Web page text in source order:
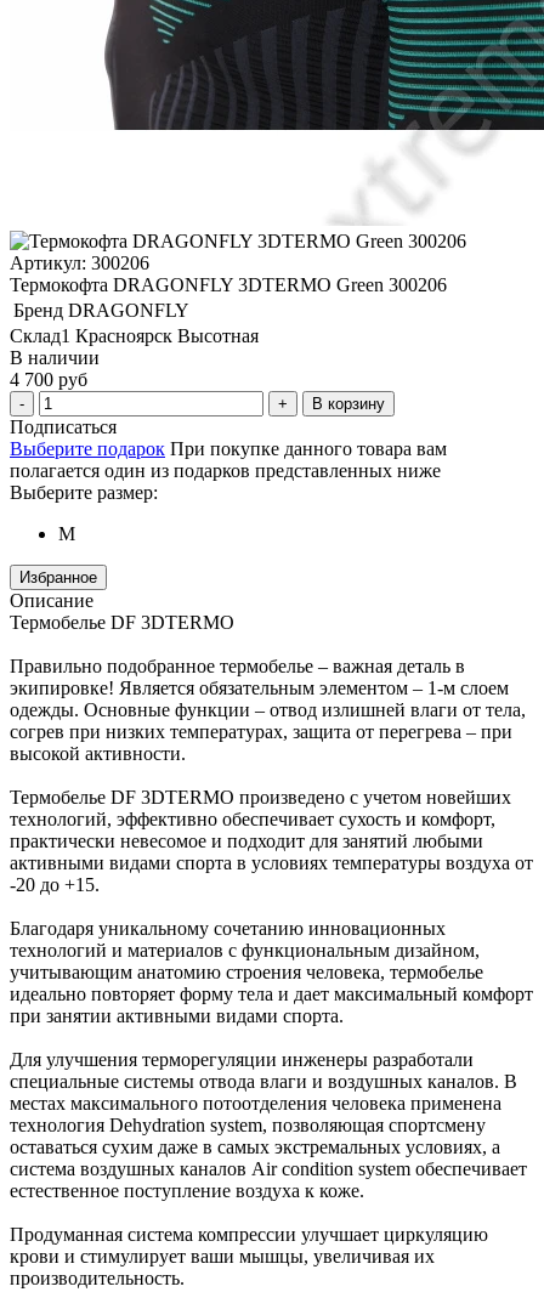
Артикул: 300206
Термокофта DRAGONFLY 3DTERMO Green 300206
Бренд DRAGONFLY
Склад1 Красноярск Высотная
В наличии
4 700 руб
В корзину
Подписаться
Выберите подарок При покупке данного товара вам
полагается один из подарков представленных ниже
Выберите размер:
M
Избранное
Описание
Термобелье DF 3DTERMO
Правильно подобранное термобелье – важная деталь в
экипировке! Является обязательным элементом – 1-м слоем
одежды. Основные функции – отвод излишней влаги от тела,
согрев при низких температурах, защита от перегрева – при
высокой активности.
Термобелье DF 3DTERMO произведено с учетом новейших
технологий, эффективно обеспечивает сухость и комфорт,
практически невесомое и подходит для занятий любыми
активными видами спорта в условиях температуры воздуха от
-20 до +15.
Благодаря уникальному сочетанию инновационных
технологий и материалов с функциональным дизайном,
учитывающим анатомию строения человека, термобелье
идеально повторяет форму тела и дает максимальный комфорт
при занятии активными видами спорта.
Для улучшения терморегуляции инженеры разработали
специальные системы отвода влаги и воздушных каналов. В
местах максимального потоотделения человека применена
технология Dehydration system, позволяющая спортсмену
оставаться сухим даже в самых экстремальных условиях, а
система воздушных каналов Air condition system обеспечивает
естественное поступление воздуха к коже.
Продуманная система компрессии улучшает циркуляцию
крови и стимулирует ваши мышцы, увеличивая их
производительность.